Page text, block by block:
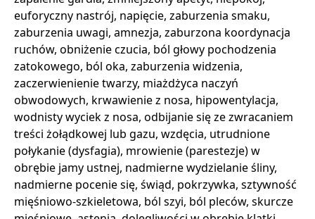
euforyczny nastrój, napięcie, zaburzenia smaku,
zaburzenia uwagi, amnezja, zaburzona koordynacja
ruchów, obniżenie czucia, ból głowy pochodzenia
zatokowego, ból oka, zaburzenia widzenia,
zaczerwienienie twarzy, miażdżyca naczyń
obwodowych, krwawienie z nosa, hipowentylacja,
wodnisty wyciek z nosa, odbijanie się ze zwracaniem
treści żołądkowej lub gazu, wzdęcia, utrudnione
połykanie (dysfagia), mrowienie (parestezje) w
obrębie jamy ustnej, nadmierne wydzielanie śliny,
nadmierne pocenie się, świąd, pokrzywka, sztywność
mięśniowo-szkieletowa, ból szyi, ból pleców, skurcze